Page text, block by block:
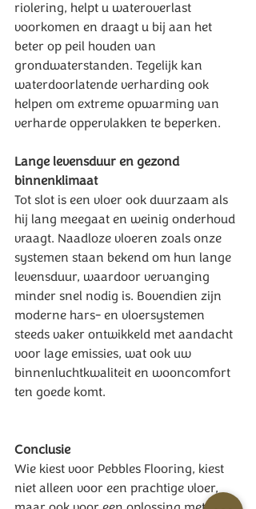
riolering, helpt u wateroverlast
voorkomen en draagt u bij aan het
beter op peil houden van
grondwaterstanden. Tegelijk kan
waterdoorlatende verharding ook
helpen om extreme opwarming van
verharde oppervlakken te beperken.
Lange levensduur en gezond
binnenklimaat
Tot slot is een vloer ook duurzaam als
hij lang meegaat en weinig onderhoud
vraagt. Naadloze vloeren zoals onze
systemen staan bekend om hun lange
levensduur, waardoor vervanging
minder snel nodig is. Bovendien zijn
moderne hars- en vloersystemen
steeds vaker ontwikkeld met aandacht
voor lage emissies, wat ook uw
binnenluchtkwaliteit en wooncomfort
ten goede komt.
Conclusie
Wie kiest voor Pebbles Flooring, kiest
niet alleen voor een prachtige vloer,